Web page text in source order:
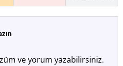
ve yorum yazabilirsiniz.